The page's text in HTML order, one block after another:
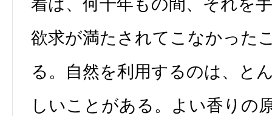
欲求が満たされてこなかった
る。自然を利用するのは、と
しいことがある。よい香りの